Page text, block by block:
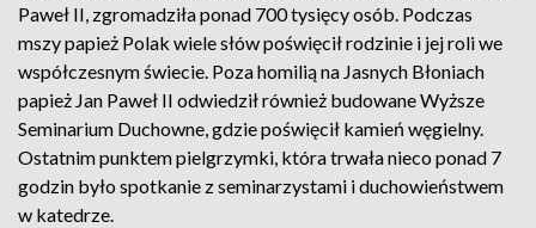
Paweł II, zgromadziła ponad 700 tysięcy osób. Podczas
mszy papież Polak wiele słów poświęcił rodzinie i jej roli we
współczesnym świecie. Poza homilią na Jasnych Błoniach
papież Jan Paweł II odwiedził również budowane Wyższe
Seminarium Duchowne, gdzie poświęcił kamień węgielny.
Ostatnim punktem pielgrzymki, która trwała nieco ponad 7
godzin było spotkanie z seminarzystami i duchowieństwem
w katedrze.